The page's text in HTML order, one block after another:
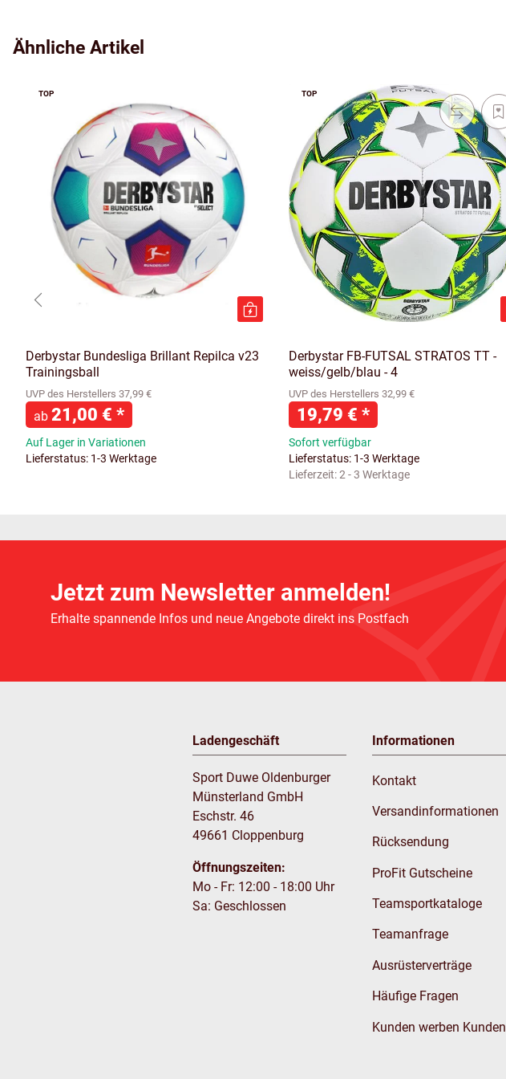
Ähnliche Artikel
TOP
Derbystar Bundesliga Brillant Repilca v23
Trainingsball
UVP des Herstellers 37,99 €
ab 21,00 € *
Auf Lager in Variationen
Lieferstatus: 1-3 Werktage
TOP
Derbystar FB-FUTSAL STRATOS TT -
weiss/gelb/blau - 4
UVP des Herstellers 32,99 €
19,79 € *
Sofort verfügbar
Lieferstatus: 1-3 Werktage
Lieferzeit:2 - 3 Werktage
Jetzt zum Newsletter anmelden!
Erhalte spannende Infos und neue Angebote direkt ins Postfach
Ladengeschäft
Sport Duwe Oldenburger
Münsterland GmbH
Eschstr. 46
49661 Cloppenburg
Öffnungszeiten:
Mo - Fr: 12:00 - 18:00 Uhr
Sa: Geschlossen
Informationen
Kontakt
Versandinformationen
Rücksendung
ProFit Gutscheine
Teamsportkataloge
Teamanfrage
Ausrüsterverträge
Häufige Fragen
Kunden werben Kunden